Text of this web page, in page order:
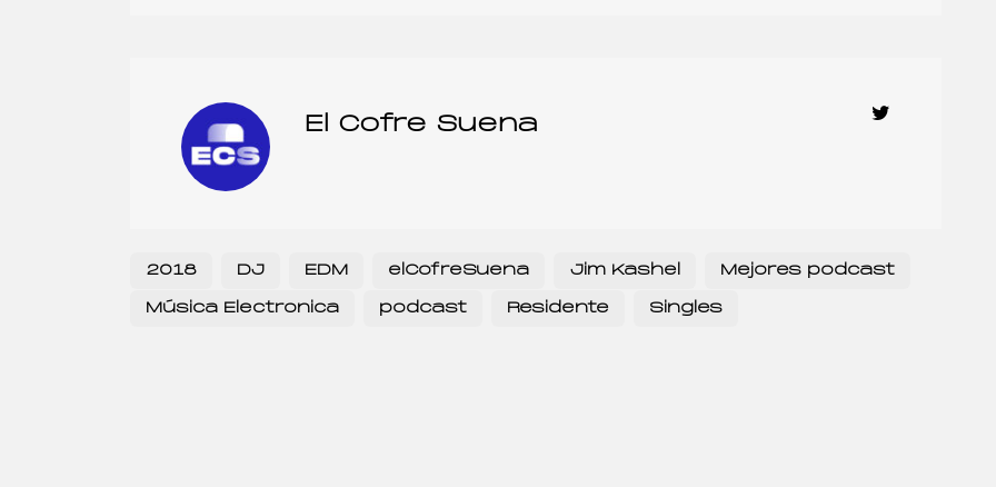
El Cofre Suena
2018 DJ EDM elCofreSuena Jim Kashel Mejores podcast
Música Electronica podcast Residente Singles